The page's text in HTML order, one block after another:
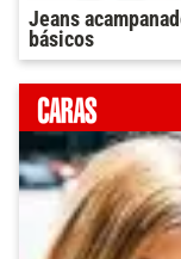
Jeans
básicos